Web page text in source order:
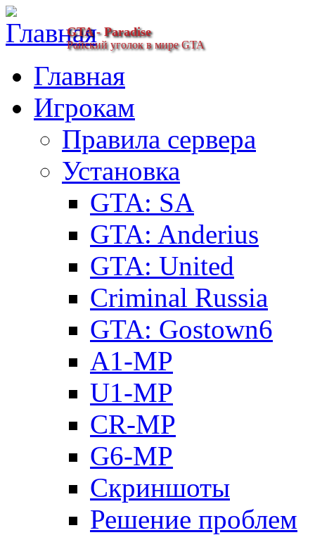
GTA - Paradise
Райский уголок в мире GTA
Главная
Игрокам
Правила сервера
Установка
GTA: SA
GTA: Anderius
GTA: United
Criminal Russia
GTA: Gostown6
A1-MP
U1-MP
CR-MP
G6-MP
Скриншоты
Решение проблем